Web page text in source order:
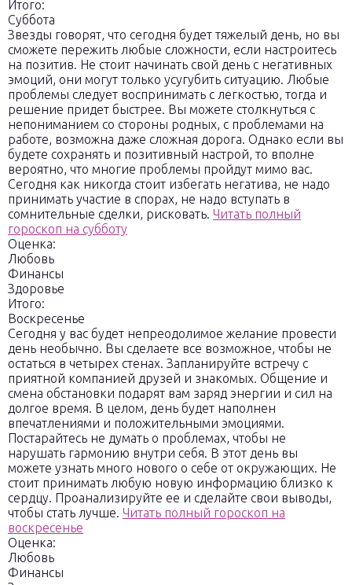
Итого:
Суббота
Звезды говорят, что сегодня будет тяжелый день, но вы
сможете пережить любые сложности, если настроитесь
на позитив. Не стоит начинать свой день с негативных
эмоций, они могут только усугубить ситуацию. Любые
проблемы следует воспринимать с легкостью, тогда и
решение придет быстрее. Вы можете столкнуться с
непониманием со стороны родных, с проблемами на
работе, возможна даже сложная дорога. Однако если вы
будете сохранять и позитивный настрой, то вполне
вероятно, что многие проблемы пройдут мимо вас.
Сегодня как никогда стоит избегать негатива, не надо
принимать участие в спорах, не надо вступать в
сомнительные сделки, рисковать. Читать полный
гороскоп на субботу
Оценка:
Любовь
Финансы
Здоровье
Итого:
Воскресенье
Сегодня у вас будет непреодолимое желание провести
день необычно. Вы сделаете все возможное, чтобы не
остаться в четырех стенах. Запланируйте встречу с
приятной компанией друзей и знакомых. Общение и
смена обстановки подарят вам заряд энергии и сил на
долгое время. В целом, день будет наполнен
впечатлениями и положительными эмоциями.
Постарайтесь не думать о проблемах, чтобы не
нарушать гармонию внутри себя. В этот день вы
можете узнать много нового о себе от окружающих. Не
стоит принимать любую новую информацию близко к
сердцу. Проанализируйте ее и сделайте свои выводы,
чтобы стать лучше. Читать полный гороскоп на
воскресенье
Оценка:
Любовь
Финансы